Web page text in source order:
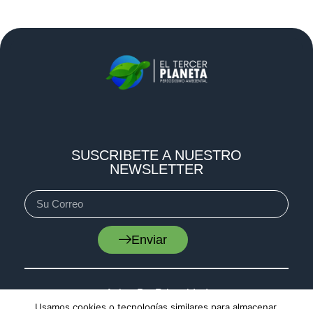
SUSCRIBETE A NUESTRO
NEWSLETTER
Enviar
Aviso De Privacidad